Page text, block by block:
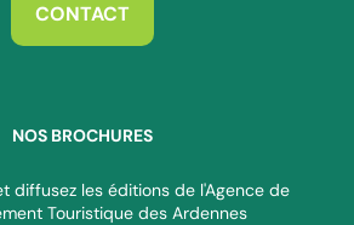
CONTACT
NOS BROCHURES
diffusez les éditions de l'Agence de
Touristique des Ardennes